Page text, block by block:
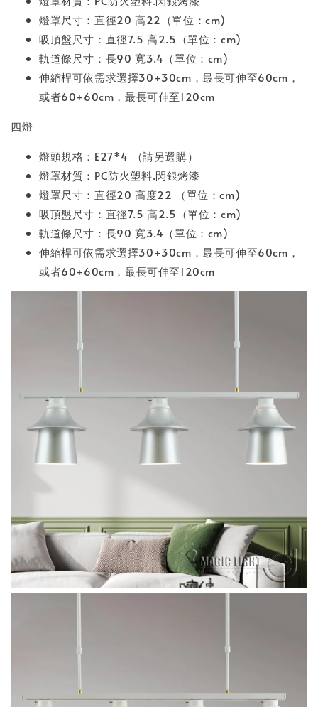
燈罩尺寸：直徑20 高22（單位：cm)
吸頂盤尺寸：直徑7.5 高2.5（單位：cm)
軌道條尺寸：長90 寬3.4（單位：cm)
伸縮桿可依需求選擇30+30cm，最長可伸至60cm，
或者60+60cm，最長可伸至120cm
四燈
燈頭規格：E27*4 （請另選購）
燈罩材質：PC防火塑料.閃銀烤漆
燈罩尺寸：直徑20 高度22 （單位：cm)
吸頂盤尺寸：直徑7.5 高2.5（單位：cm)
軌道條尺寸：長90 寬3.4（單位：cm)
伸縮桿可依需求選擇30+30cm，最長可伸至60cm，
或者60+60cm，最長可伸至120cm